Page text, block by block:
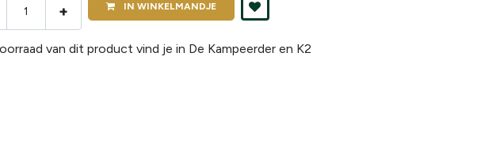
+ IN WINKELMANDJE
van dit product vind je in De Kampeerder en K2